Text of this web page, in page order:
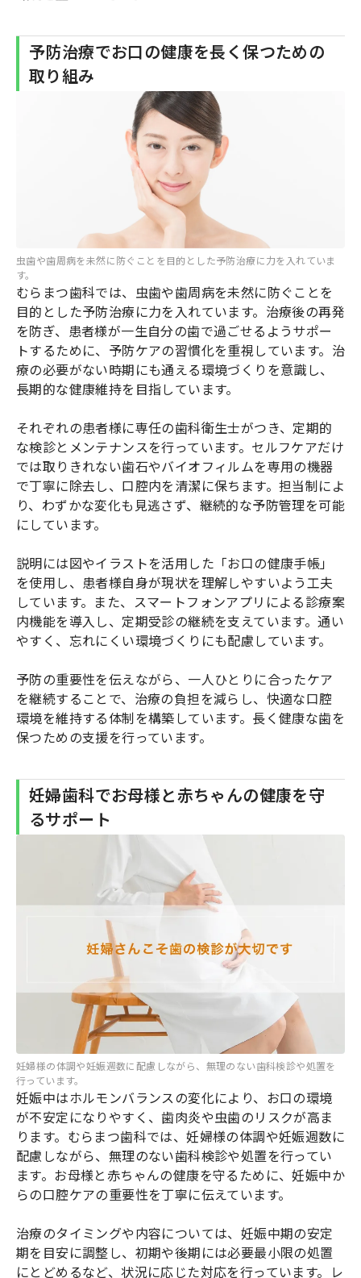
予防治療でお口の健康を長く保つための
取り組み
虫歯や歯周病を未然に防ぐことを目的とした予防治療に力を入れていま
す。
むらまつ歯科では、虫歯や歯周病を未然に防ぐことを
目的とした予防治療に力を入れています。治療後の再発
を防ぎ、患者様が一生自分の歯で過ごせるようサポー
トするために、予防ケアの習慣化を重視しています。治
療の必要がない時期にも通える環境づくりを意識し、
長期的な健康維持を目指しています。
それぞれの患者様に専任の歯科衛生士がつき、定期的
な検診とメンテナンスを行っています。セルフケアだけ
では取りきれない歯石やバイオフィルムを専用の機器
で丁寧に除去し、口腔内を清潔に保ちます。担当制によ
り、わずかな変化も見逃さず、継続的な予防管理を可能
にしています。
説明には図やイラストを活用した「お口の健康手帳」
を使用し、患者様自身が現状を理解しやすいよう工夫
しています。また、スマートフォンアプリによる診療案
内機能を導入し、定期受診の継続を支えています。通い
やすく、忘れにくい環境づくりにも配慮しています。
予防の重要性を伝えながら、一人ひとりに合ったケア
を継続することで、治療の負担を減らし、快適な口腔
環境を維持する体制を構築しています。長く健康な歯を
保つための支援を行っています。
妊婦歯科でお母様と赤ちゃんの健康を守
るサポート
妊婦様の体調や妊娠週数に配慮しながら、無理のない歯科検診や処置を
行っています。
妊娠中はホルモンバランスの変化により、お口の環境
が不安定になりやすく、歯肉炎や虫歯のリスクが高ま
ります。むらまつ歯科では、妊婦様の体調や妊娠週数に
配慮しながら、無理のない歯科検診や処置を行ってい
ます。お母様と赤ちゃんの健康を守るために、妊娠中か
らの口腔ケアの重要性を丁寧に伝えています。
治療のタイミングや内容については、妊娠中期の安定
期を目安に調整し、初期や後期には必要最小限の処置
にとどめるなど、状況に応じた対応を行っています。レ